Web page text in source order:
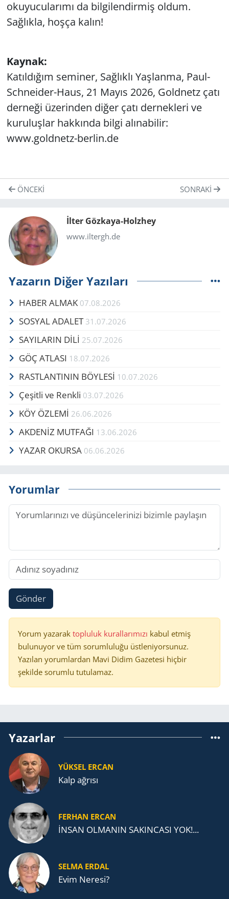
okuyucularımı da bilgilendirmiş oldum.
Sağlıkla, hoşça kalın!
Kaynak:
Katıldığım seminer, Sağlıklı Yaşlanma, Paul-
Schneider-Haus, 21 Mayıs 2026, Goldnetz çatı
derneği üzerinden diğer çatı dernekleri ve
kuruluşlar hakkında bilgi alınabilir:
www.goldnetz-berlin.de
ÖNCEKI SONRAKI
İlter Gözkaya-Holzhey
www.iltergh.de
Yazarın Diğer Yazıları
HABER ALMAK 07.08.2026
SOSYAL ADALET 31.07.2026
SAYILARIN DİLİ 25.07.2026
GÖÇ AT­LA­SI 18.07.2026
RAST­LAN­TI­NIN BÖY­LESİ 10.07.2026
Çe­şit­li ve Renk­li 03.07.2026
KÖY ÖZLEMİ 26.06.2026
AKDENİZ MUTFAĞI 13.06.2026
YAZAR OKURSA 06.06.2026
Yorumlar
Gönder
Yorum yazarak topluluk kurallarımızı kabul etmiş
bulunuyor ve tüm sorumluluğu üstleniyorsunuz.
Yazılan yorumlardan Mavi Didim Gazetesi hiçbir
şekilde sorumlu tutulamaz.
Yazarlar
YÜKSEL ERCAN
Kalp ağrısı
FERHAN ERCAN
İNSAN OLMANIN SAKINCASI YOK!...
SELMA ERDAL
Evim Neresi?